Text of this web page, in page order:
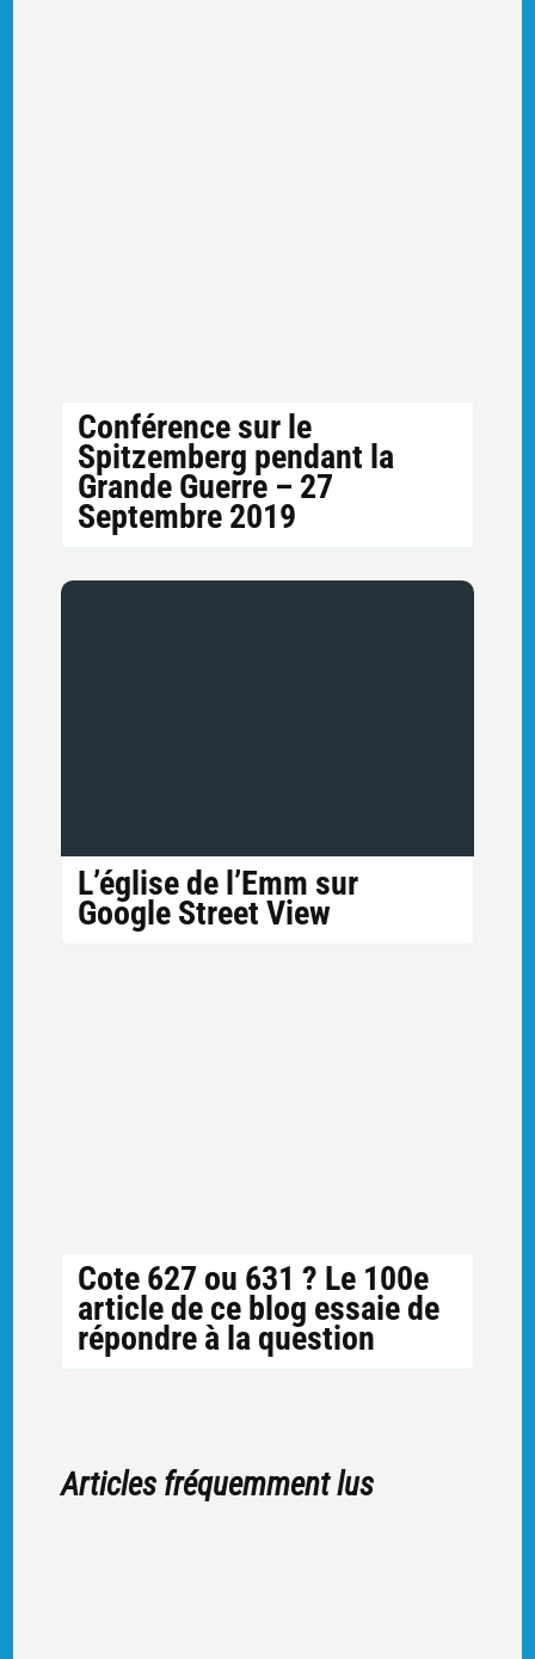
Conférence sur le
Spitzemberg pendant la
Grande Guerre – 27
Septembre 2019
L’église de l’Emm sur
Google Street View
Cote 627 ou 631 ? Le 100e
article de ce blog essaie de
répondre à la question
Articles fréquemment lus